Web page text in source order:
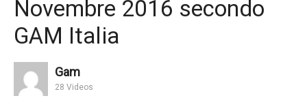
Novembre 2016 secondo
GAM Italia
Gam
28 Videos